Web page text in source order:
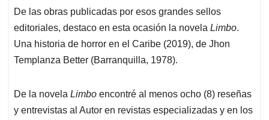
De las obras publicadas por esos grandes sellos
editoriales, destaco en esta ocasión la novela Limbo.
Una historia de horror en el Caribe (2019), de Jhon
Templanza Better (Barranquilla, 1978).
De la novela Limbo encontré al menos ocho (8) reseñas
y entrevistas al Autor en revistas especializadas y en los